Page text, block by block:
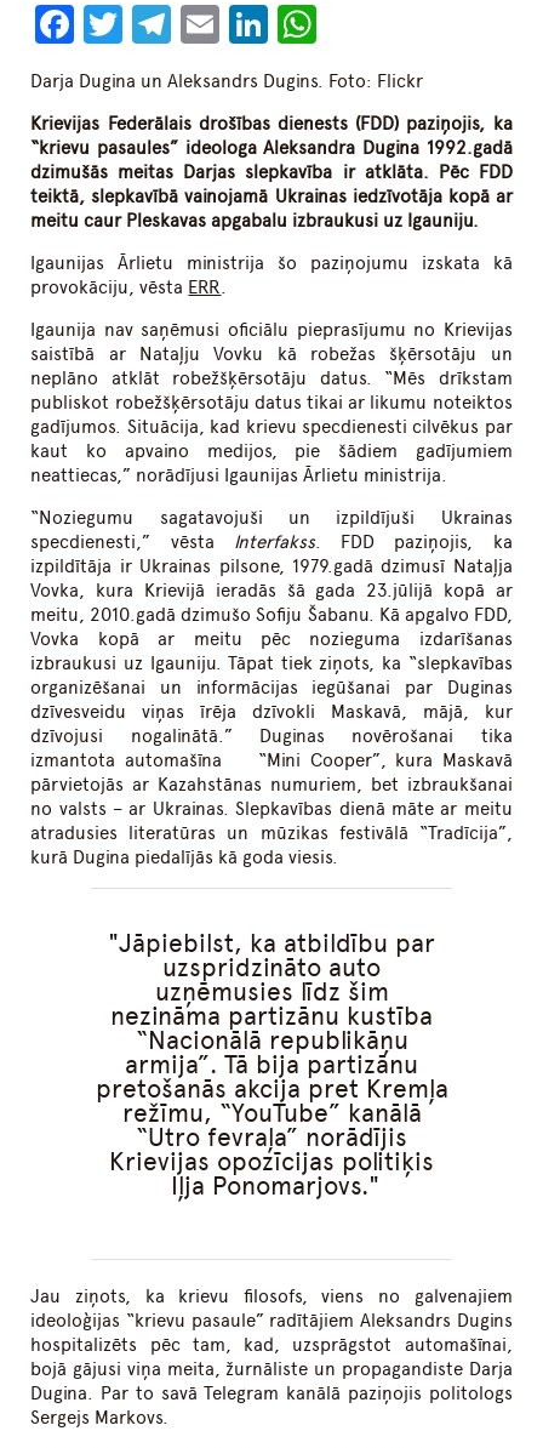
Facebook
Twitter
Telegram
EmailLinkedIn
Darja Dugina un Aleksandrs Dugins. Foto: Flickr
Krievijas Federālais drošības dienests (FDD) paziņojis, ka
“krievu pasaules” ideologa Aleksandra Dugina 1992.gadā
dzimušās meitas Darjas slepkavība ir atklāta. Pēc FDD
teiktā, slepkavībā vainojamā Ukrainas iedzīvotāja kopā ar
meitu caur Pleskavas apgabalu izbraukusi uz Igauniju.
Igaunijas Ārlietu ministrija šo paziņojumu izskata kā
provokāciju, vēsta ERR.
Igaunija nav saņēmusi oficiālu pieprasījumu no Krievijas
saistībā ar Nataļju Vovku kā robežas šķērsotāju un
neplāno atklāt robežšķērsotāju datus. “Mēs drīkstam
publiskot robežšķērsotāju datus tikai ar likumu noteiktos
gadījumos. Situācija, kad krievu specdienesti cilvēkus par
kaut ko apvaino medijos, pie šādiem gadījumiem
neattiecas,” norādījusi Igaunijas Ārlietu ministrija.
“Noziegumu sagatavojuši un izpildījuši Ukrainas
specdienesti,” vēsta Interfakss. FDD paziņojis, ka
izpildītāja ir Ukrainas pilsone, 1979.gadā dzimusī Nataļja
Vovka, kura Krievijā ieradās šā gada 23.jūlijā kopā ar
meitu, 2010.gadā dzimušo Sofiju Šabanu. Kā apgalvo FDD,
Vovka kopā ar meitu pēc nozieguma izdarīšanas
izbraukusi uz Igauniju. Tāpat tiek ziņots, ka “slepkavības
organizēšanai un informācijas iegūšanai par Duginas
dzīvesveidu viņas īrēja dzīvokli Maskavā, mājā, kur
dzīvojusi nogalinātā.” Duginas novērošanai tika
izmantota automašīna “Mini Cooper”, kura Maskavā
pārvietojās ar Kazahstānas numuriem, bet izbraukšanai
no valsts – ar Ukrainas. Slepkavības dienā māte ar meitu
atradusies literatūras un mūzikas festivālā “Tradīcija”,
kurā Dugina piedalījās kā goda viesis.
Jāpiebilst, ka atbildību par
uzspridzināto auto
uzņēmusies līdz šim
nezināma partizānu kustība
“Nacionālā republikāņu
armija”. Tā bija partizānu
pretošanās akcija pret Kremļa
režīmu, “YouTube” kanālā
“Utro fevraļa” norādījis
Krievijas opozīcijas politiķis
Iļja Ponomarjovs.
Jau ziņots, ka krievu filosofs, viens no galvenajiem
ideoloģijas “krievu pasaule” radītājiem Aleksandrs Dugins
hospitalizēts pēc tam, kad, uzsprāgstot automašīnai,
bojā gājusi viņa meita, žurnāliste un propagandiste Darja
Dugina. Par to savā Telegram kanālā paziņojis politologs
Sergejs Markovs.